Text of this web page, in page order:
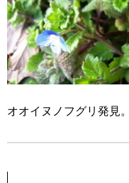
オオイヌノフグリ発見